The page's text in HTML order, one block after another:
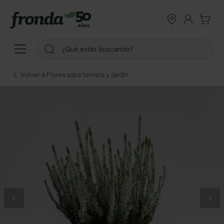
Volver a Flores para terraza y jardín